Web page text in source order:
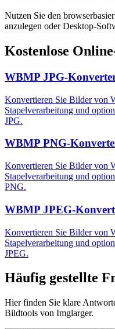
Nutzen Sie den
anzulegen oder Desktop-
Kostenlose
WBMP JPG-
Konvertieren Sie Bilder von
Stapelverarbeitung und
JPG.
WBMP PNG-
Konvertieren Sie Bilder von
Stapelverarbeitung und
PNG.
WBMP JPEG-
Konvertieren Sie Bilder von
Stapelverarbeitung und
JPEG.
Häufig gestellte
Hier finden Sie klare
Bildtools von Imglarger.